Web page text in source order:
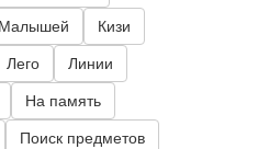
Кизи
Лего Линии
На память
Поиск предметов